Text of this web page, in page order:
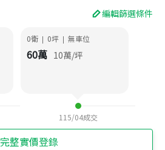
編輯篩選條件
0衛 | 0坪 | 無車位
60萬 10萬/坪
115/04成交
完整實價登錄